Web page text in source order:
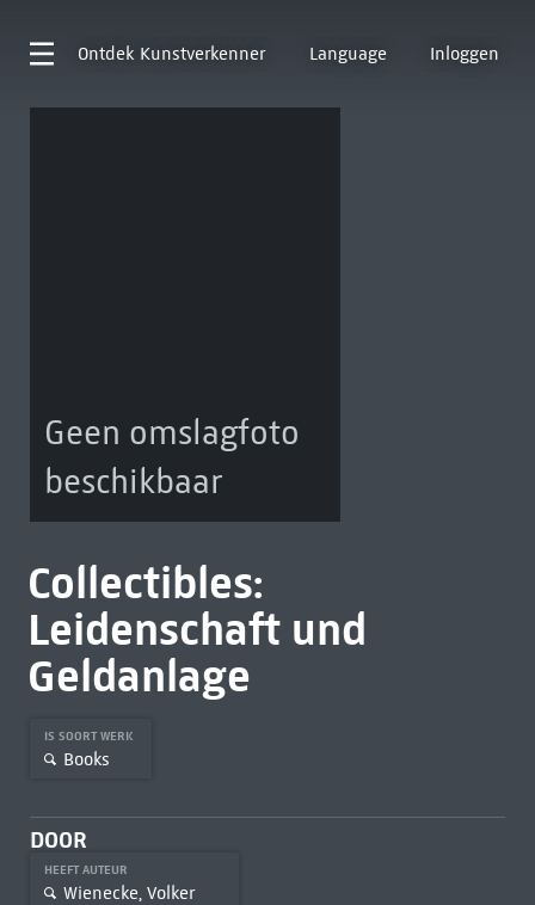
Ontdek Kunstverkenner Language Inloggen
Geen omslagfoto
beschikbaar
Collectibles:
Leidenschaft und
Geldanlage
IS SOORT WERK
Books
DOOR
HEEFT AUTEUR
Wienecke, Volker